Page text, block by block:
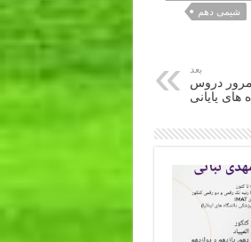
شیمی دهم
بعد
دروس
پایانی